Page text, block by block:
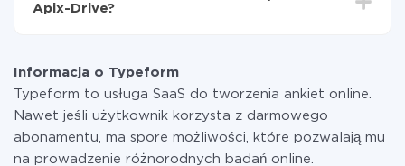
przekazywana z jednego z Twoich systemów do
w razie potrzeby przełączyć się na płatną. Więcej
informacji otaryfach.
Apix-Drive?
Informacja o Typeform
Typeform to usługa SaaS do tworzenia ankiet online.
Nawet jeśli użytkownik korzysta z darmowego
abonamentu, ma spore możliwości, które pozwalają mu
na prowadzenie różnorodnych badań online.